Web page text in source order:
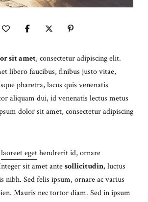
sit amet, consectetur adipiscing elit.
libero faucibus, finibus justo vitae,
pharetra, lacus quis venenatis
aliquam dui, id venenatis lectus metus
dolor sit amet, consectetur adipiscing
laoreet egethendrerit id, ornare
sit amet antesollicitudin, luctus
nibh. Sed felis ipsum, ornare ac varius
Mauris nec tortor diam. Sed in ipsum